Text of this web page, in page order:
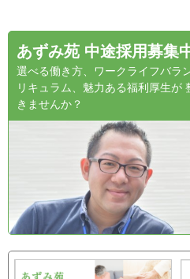
あずみ苑 中途採用募集
選べる働き方、ワークライフバラ
リキュラム、魅力ある福利厚生が
きませんか？